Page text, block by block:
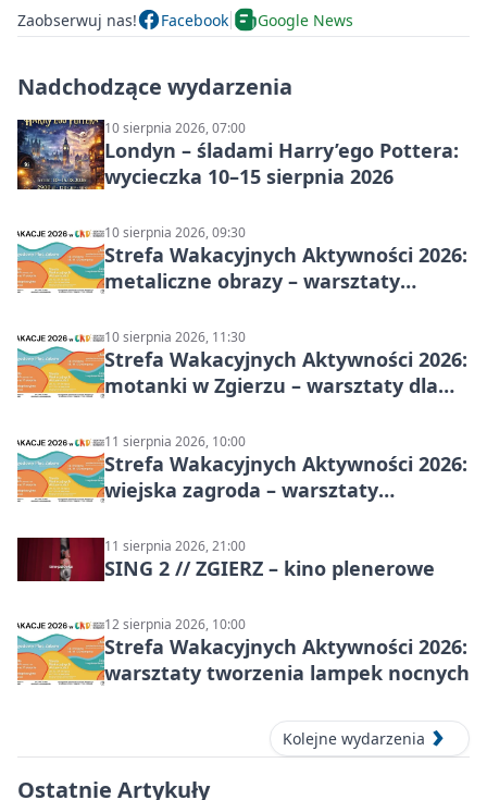
Zaobserwuj nas! Facebook Google News
Nadchodzące wydarzenia
10 sierpnia 2026, 07:00
Londyn – śladami Harry’ego Pottera:
wycieczka 10–15 sierpnia 2026
10 sierpnia 2026, 09:30
Strefa Wakacyjnych Aktywności 2026:
metaliczne obrazy – warsztaty
10 sierpnia 2026, 11:30
Strefa Wakacyjnych Aktywności 2026:
motanki w Zgierzu – warsztaty dla
11 sierpnia 2026, 10:00
Strefa Wakacyjnych Aktywności 2026:
wiejska zagroda – warsztaty
11 sierpnia 2026, 21:00
SING 2 // ZGIERZ – kino plenerowe
12 sierpnia 2026, 10:00
Strefa Wakacyjnych Aktywności 2026:
warsztaty tworzenia lampek nocnych
Kolejne wydarzenia
Ostatnie Artykuły